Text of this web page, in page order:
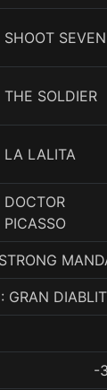
SHOOT SEVEN
THE SOLDIER
LA LALITA
DOCTOR
PICASSO
GRAN
-